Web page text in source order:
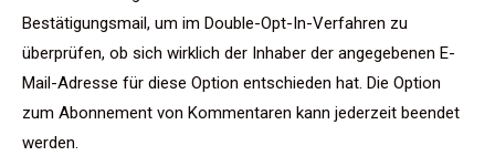
Bestätigungsmail, um im Double-Opt-In-Verfahren zu
überprüfen, ob sich wirklich der Inhaber der angegebenen E-
Mail-Adresse für diese Option entschieden hat. Die Option
zum Abonnement von Kommentaren kann jederzeit beendet
werden.